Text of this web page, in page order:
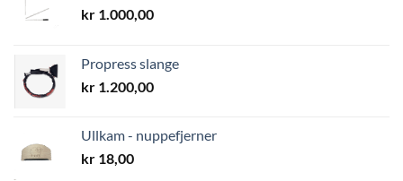
kr 1.000,00
Propress slange
kr 1.200,00
Ullkam - nuppefjerner
kr 18,00